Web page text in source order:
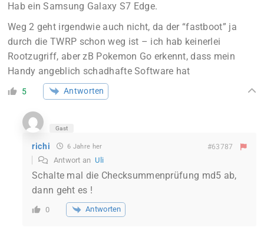
Hab ein Samsung Galaxy S7 Edge.
Weg 2 geht irgendwie auch nicht, da der “fastboot” ja
durch die TWRP schon weg ist – ich hab keinerlei
Rootzugriff, aber zB Pokemon Go erkennt, dass mein
Handy angeblich schadhafte Software hat
5 Antworten
Gast
richi 6 Jahre her #63787
Antwort an Uli
Schalte mal die Checksummenprüfung md5 ab,
dann geht es !
0 Antworten